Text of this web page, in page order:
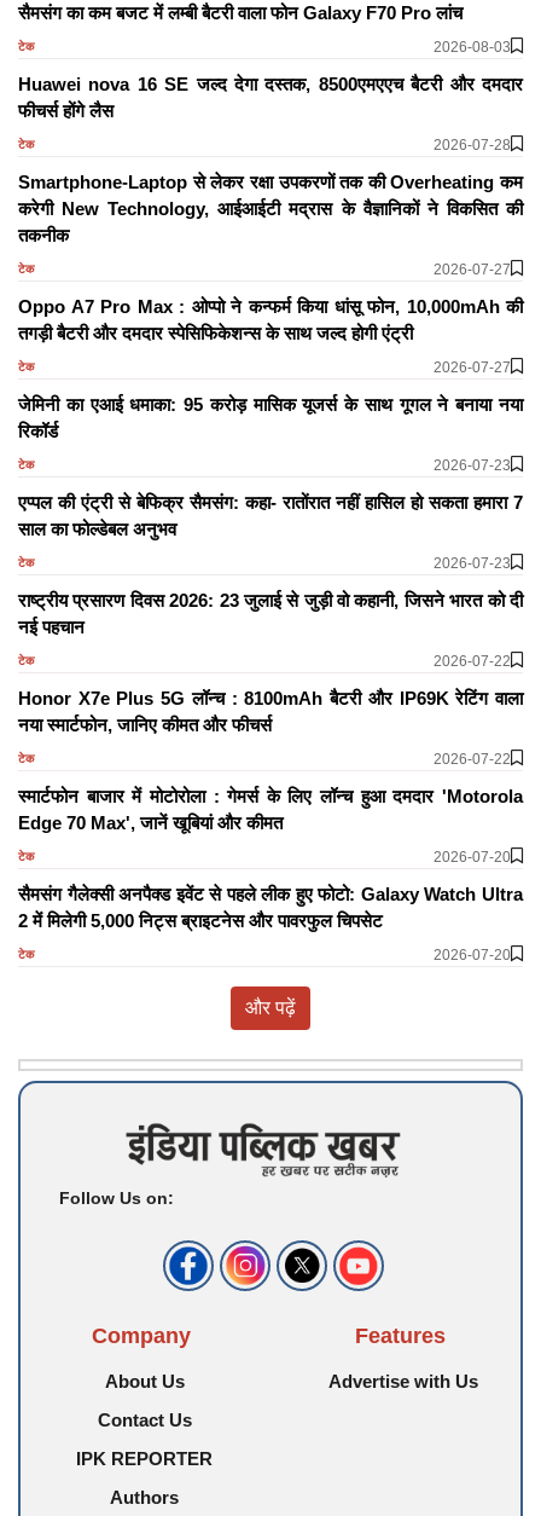
सैमसंग का कम बजट में लम्बी बैटरी वाला फोन Galaxy F70 Pro लांच
टेक 2026-08-03
Huawei nova 16 SE जल्द देगा दस्तक, 8500एमएएच बैटरी और दमदार
फीचर्स होंगे लैस
टेक 2026-07-28
Smartphone-Laptop से लेकर रक्षा उपकरणों तक की Overheating कम
करेगी New Technology, आईआईटी मद्रास के वैज्ञानिकों ने विकसित की
तकनीक
टेक 2026-07-27
Oppo A7 Pro Max : ओप्पो ने कन्फर्म किया धांसू फोन, 10,000mAh की
तगड़ी बैटरी और दमदार स्पेसिफिकेशन्स के साथ जल्द होगी एंट्री
टेक 2026-07-27
जेमिनी का एआई धमाका: 95 करोड़ मासिक यूजर्स के साथ गूगल ने बनाया नया
रिकॉर्ड
टेक 2026-07-23
एप्पल की एंट्री से बेफिक्र सैमसंग: कहा- रातोंरात नहीं हासिल हो सकता हमारा 7
साल का फोल्डेबल अनुभव
टेक 2026-07-23
राष्ट्रीय प्रसारण दिवस 2026: 23 जुलाई से जुड़ी वो कहानी, जिसने भारत को दी
नई पहचान
टेक 2026-07-22
Honor X7e Plus 5G लॉन्च : 8100mAh बैटरी और IP69K रेटिंग वाला
नया स्मार्टफोन, जानिए कीमत और फीचर्स
टेक 2026-07-22
स्मार्टफोन बाजार में मोटोरोला : गेमर्स के लिए लॉन्च हुआ दमदार 'Motorola
Edge 70 Max', जानें खूबियां और कीमत
टेक 2026-07-20
सैमसंग गैलेक्सी अनपैक्ड इवेंट से पहले लीक हुए फोटो: Galaxy Watch Ultra
2 में मिलेगी 5,000 निट्स ब्राइटनेस और पावरफुल चिपसेट
टेक 2026-07-20
और पढ़ें
Follow Us on:
Company
About Us
Contact Us
IPK REPORTER
Authors
Features
Advertise with Us